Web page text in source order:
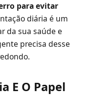
para evitar
diária é um
da sua saúde e
precisa desse
E O Papel